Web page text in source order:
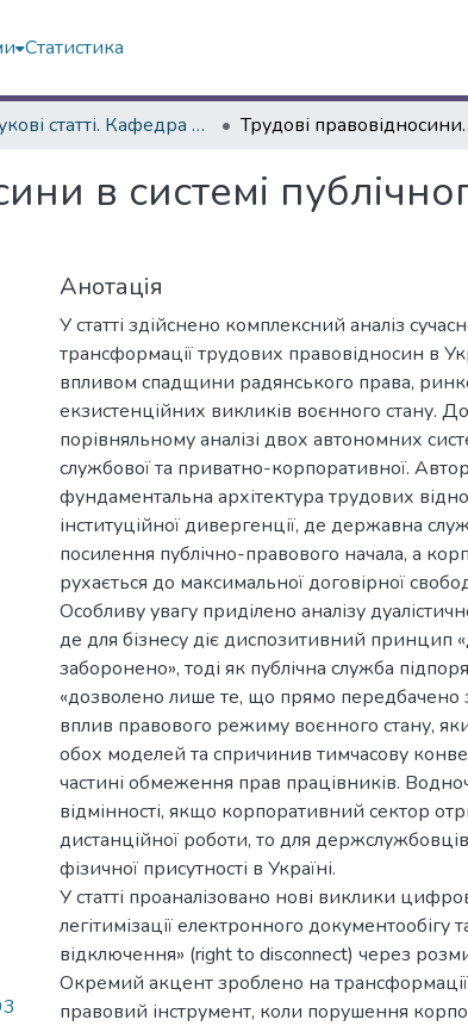
Статистика
Наукові статті. Кафедра суспільно-гуман.наук Трудові
в системі
Анотація
У статті здійснено комплексний аналіз
трансформації трудових правовідносин в
впливом спадщини радянського права,
екзистенційних викликів воєнного стану.
порівняльному аналізі двох автономних
службової та приватно-корпоративної.
фундаментальна архітектура трудових
інституційної дивергенції, де державна
посилення публічно-правового начала, а
рухається до максимальної договірної
Особливу увагу приділено аналізу
де для бізнесу діє диспозитивний принцип
заборонено», тоді як публічна служба
«дозволено лише те, що прямо передбачено
вплив правового режиму воєнного стану,
обох моделей та спричинив тимчасову
частині обмеження прав працівників.
відмінності, якщо корпоративний сектор
дистанційної роботи, то для
фізичної присутності в Україні.
У статті проаналізовано нові виклики
легітимізації електронного документообігу
відключення» (right to disconnect) через
Окремий акцент зроблено на
правовий інструмент, коли порушення